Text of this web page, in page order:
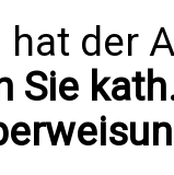
hat der
Sie